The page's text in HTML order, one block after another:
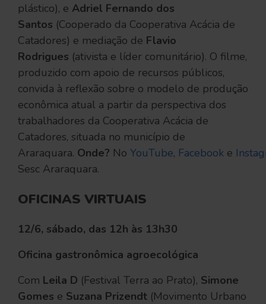
plástico), e Adriel Fernando dos
Santos (Cooperado da Cooperativa Acácia de
Catadores) e mediação de Flavio
Rodrigues (ativista e líder comunitário). O filme,
produzido com apoio de recursos públicos,
convida à reflexão sobre o modelo de produção
econômica atual a partir da perspectiva dos
trabalhadores da Cooperativa Acácia de
Catadores, situada no município de
Araraquara. Onde? No YouTube, Facebook e
Sesc Araraquara.
OFICINAS VIRTUAIS
12/6, sábado, das 12h às 13h30
Oficina gastronômica agroecológica
Com Leila D (Festival Terra ao Prato), Simone
Gomes e Suzana Prizendt (Movimento Urbano